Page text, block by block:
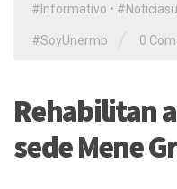
#Informativo •
#SoyUnermb 0
Rehabilitan
sede Mene